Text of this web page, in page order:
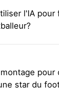
l'IA pour
pour
star du